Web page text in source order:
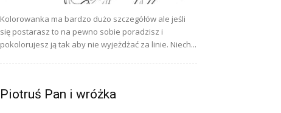
Kolorowanka ma bardzo dużo szczegółów ale jeśli
się postarasz to na pewno sobie poradzisz i
pokolorujesz ją tak aby nie wyjeżdżać za linie. Niech...
Piotruś Pan i wróżka